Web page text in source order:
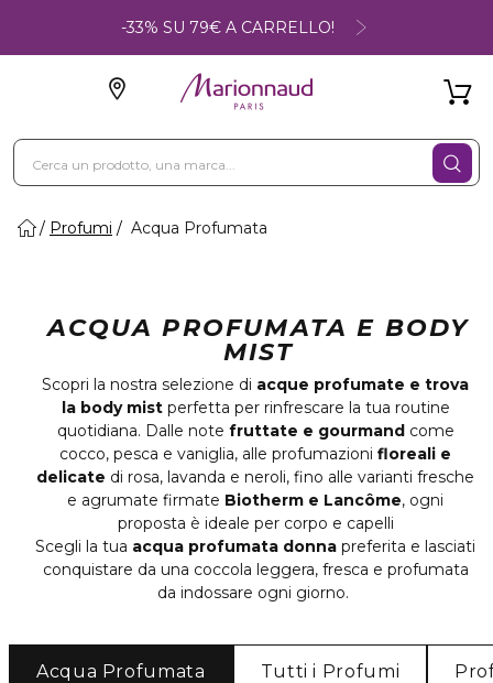
-33% SU 79€ A CARRELLO!
Profumi Acqua Profumata
ACQUA PROFUMATA E BODY
MIST
Scopri la nostra selezione di acque profumate e trova
la body mistperfetta per rinfrescare la tua routine
quotidiana. Dalle note fruttate e gourmandcome
cocco, pesca e vaniglia, alle profumazioni floreali e
delicate di rosa, lavanda e neroli, fino alle varianti fresche
e agrumate firmate Biotherm e Lancôme, ogni
proposta è ideale per corpo e capelli
Scegli la tua acqua profumata donna preferita e lasciati
conquistare da una coccola leggera, fresca e profumata
da indossare ogni giorno.
Acqua Profumata Tutti i Profumi